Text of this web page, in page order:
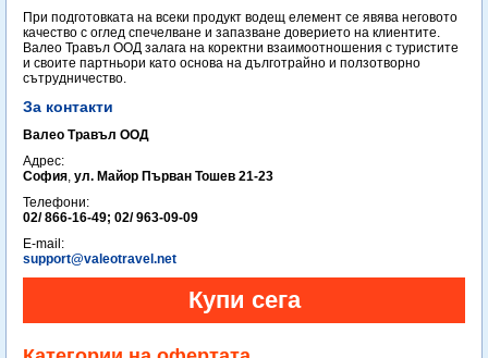
При подготовката на всеки продукт водещ елемент се явява неговото
качество с оглед спечелване и запазване доверието на клиентите.
Валео Травъл ООД залага на коректни взаимоотношения с туристите
и своите партньори като основа на дълготрайно и ползотворно
сътрудничество.
За контакти
Валео Травъл ООД
Адрес:
София, ул. Майор Първан Тошев 21-23
Телефони:
02/ 866-16-49; 02/ 963-09-09
E-mail:
support@valeotravel.net